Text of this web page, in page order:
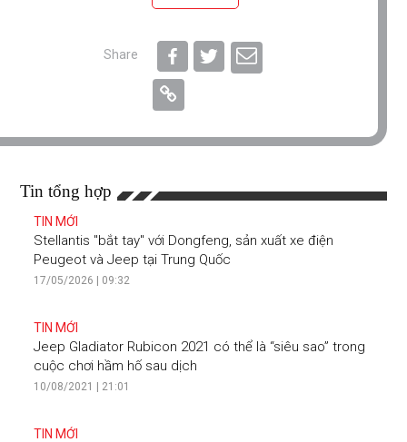
Share
Tin tổng hợp
TIN MỚI
Stellantis "bắt tay" với Dongfeng, sản xuất xe điện
Peugeot và Jeep tại Trung Quốc
17/05/2026 | 09:32
TIN MỚI
Jeep Gladiator Rubicon 2021 có thể là “siêu sao” trong
cuộc chơi hầm hố sau dịch
10/08/2021 | 21:01
TIN MỚI